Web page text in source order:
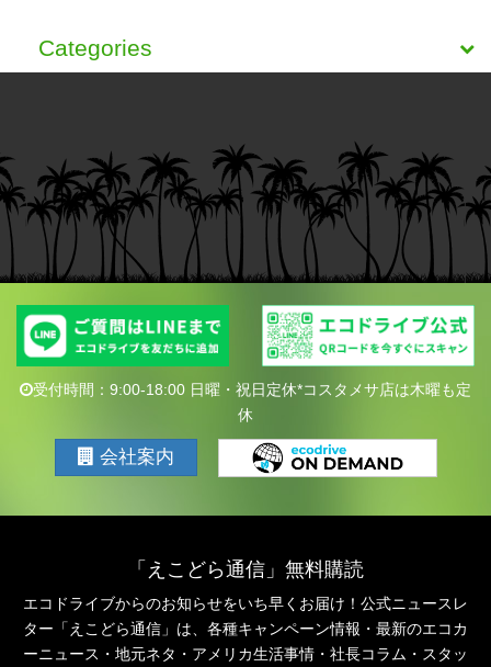
Categories
受付時間：9:00-18:00 日曜・祝日定休*コスタメサ店は木曜も定
休
会社案内
「えこどら通信」無料購読
エコドライブからのお知らせをいち早くお届け！公式ニュースレ
ター「えこどら通信」は、 各種キャンペーン情報・最新のエコカ
ーニュース・地元ネタ・アメリカ生活事情・社長コラム・ スタッ